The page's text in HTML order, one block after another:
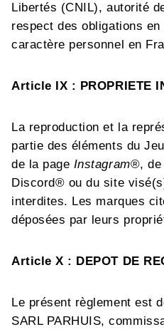
Libertés (CNIL), autorité
respect des obligations
caractère personnel en
Article IX : PROPRIETE
La reproduction et la
partie des éléments du
de la page Instagram®, de
Discord® ou du site
interdites. Les marques
déposées par leurs
Article X : DEPOT DE
Le présent règlement est
SARL PARHUIS,